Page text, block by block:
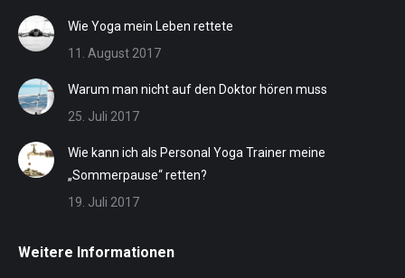
Wie Yoga mein Leben rettete
11. August 2017
Warum man nicht auf den Doktor hören muss
25. Juli 2017
Wie kann ich als Personal Yoga Trainer meine
„Sommerpause“ retten?
19. Juli 2017
Weitere Informationen